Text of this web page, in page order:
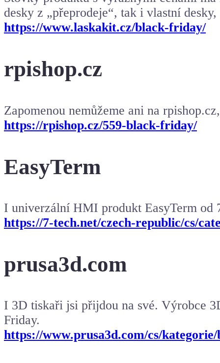
desky z „přeprodeje“, tak i vlastní
https://www.laskakit.cz/black-friday/
rpishop.cz
Zapomenou nemůžeme ani na
https://rpishop.cz/559-black-friday/
EasyTerm
I univerzální HMI produkt EasyTerm od
https://7-tech.net/czech-republic/cs/
prusa3d.com
I 3D tiskaři jsi přijdou na své. Výrobce
Friday.
https://www.prusa3d.com/cs/